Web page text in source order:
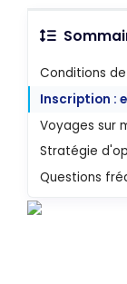
Conditions
Questions